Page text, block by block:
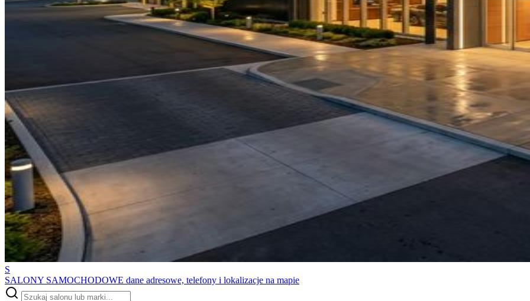
S
SALONY SAMOCHODOWE dane adresowe, telefony i lokalizacje na mapie